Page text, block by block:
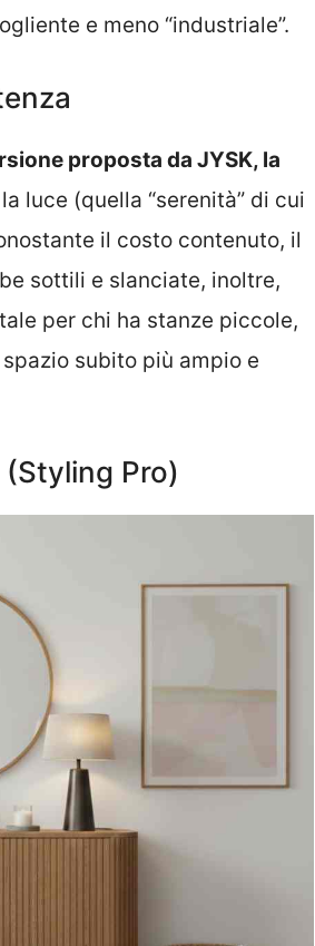
e meno “industriale”.
proposta da JYSK, la
luce (quella “serenità” di cui
il costo contenuto, il
sottili e slanciate, inoltre,
per chi ha stanze piccole,
subito più ampio e
Pro)